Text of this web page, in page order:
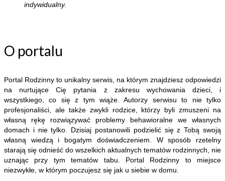
indywidualny.
O portalu
Portal Rodzinny to unikalny serwis, na którym znajdziesz odpowiedzi
na nurtujące Cię pytania z zakresu wychowania dzieci, i
wszystkiego, co się z tym wiąże. Autorzy serwisu to nie tylko
profesjonaliści, ale także zwykli rodzice, którzy byli zmuszeni na
własną rękę rozwiązywać problemy behawioralne we własnych
domach i nie tylko. Dzisiaj postanowili podzielić się z Tobą swoją
własną wiedzą i bogatym doświadczeniem. W sposób rzetelny
starają się odnieść do wszelkich aktualnych tematów rodzinnych, nie
uznając przy tym tematów tabu. Portal Rodzinny to miejsce
niezwykłe, w którym poczujesz się jak u siebie w domu.